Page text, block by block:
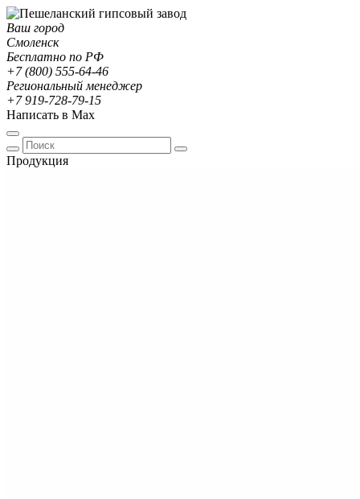
Ваш город
Смоленск
Бесплатно по РФ
+7 (800) 555-64-46
Региональный менеджер
+7 919-728-79-15
Написать в Max
Продукция